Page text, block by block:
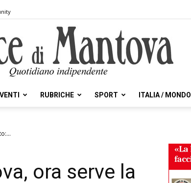
Voce
RUBRICHE SPORT ITALIA / MONDO
ora serve la